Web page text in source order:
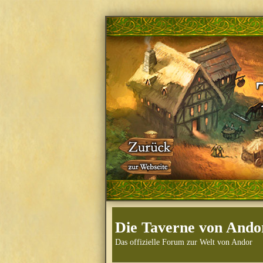
Die Taverne von
Das offizielle Forum zur Welt von Andor